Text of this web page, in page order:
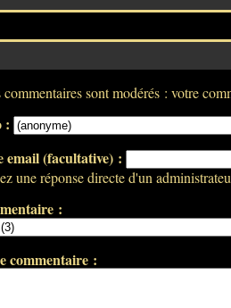
sont modérés : votre
:
email (facultative) :
une réponse directe d'un
:
commentaire :